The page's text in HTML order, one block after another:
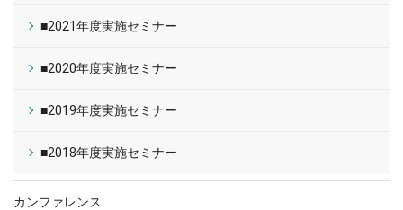
■2021年度実施セミナー
■2020年度実施セミナー
■2019年度実施セミナー
■2018年度実施セミナー
カンファレンス